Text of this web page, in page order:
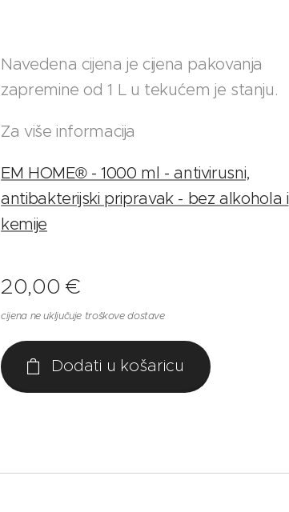
Navedena cijena je cijena pakovanja
zapremine od 1 L u tekućem je stanju.
Za više informacija
EM HOME® - 1000 ml - antivirusni,
antibakterijski pripravak - bez alkohola i
kemije
20,00 €
cijena ne uključuje troškove dostave
Dodati u košaricu